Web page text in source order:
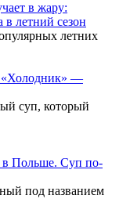
в жару:
летний сезон
летних
«Холодник» —
суп, который
в Польше. Суп по-
под названием